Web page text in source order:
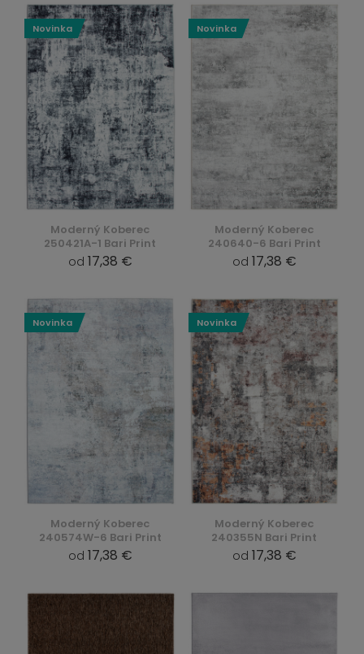
Moderný Koberec
250421A-1 Bari Print
od 17,38 €
Novinka
Moderný Koberec
240640-6 Bari Print
od 17,38 €
Novinka
Moderný Koberec
240574W-6 Bari Print
od 17,38 €
Novinka
Moderný Koberec
240355N Bari Print
od 17,38 €
Novinka